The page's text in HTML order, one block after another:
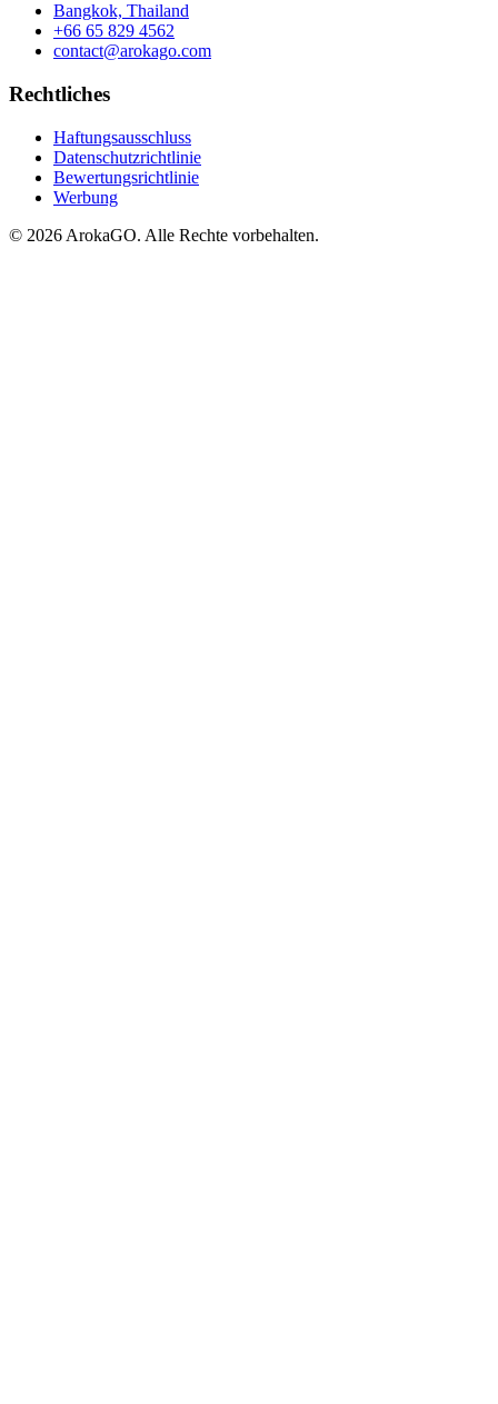
Bangkok, Thailand
+66 65 829 4562
contact@arokago.com
Rechtliches
Haftungsausschluss
Datenschutzrichtlinie
Bewertungsrichtlinie
Werbung
© 2026 ArokaGO. Alle Rechte vorbehalten.